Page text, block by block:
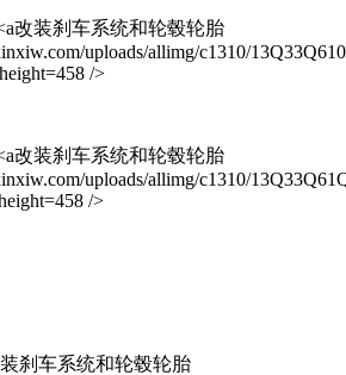
改装刹车系统和轮毂轮胎
uploads/allimg/c1310/
/>
改装刹车系统和轮毂轮胎
uploads/allimg/c1310/
/>
刹车系统和轮毂轮胎